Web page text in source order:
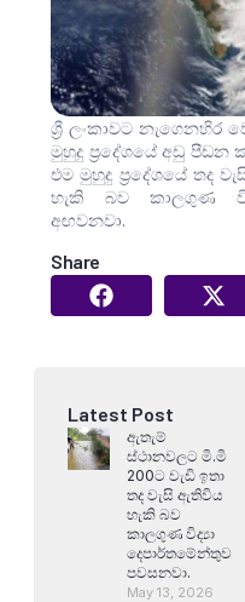
ශ්‍රී ලංකාවට නැගෙනහිර
මුහුදු ප්‍රදේශයේ අඩු
එම මුහුදු ප්‍රදේශයේ තද
හැකි බව කාලගුණ
අඟවනවා.
Share
Latest Post
ඇතැම්
ස්ථානවලට මි.මි
200ට වැඩි ඉතා
තද වැසි ඇතිවිය
හැකි බව
කාලගුණ විද්‍යා
දෙපාර්තමේන්තුව
පවසනවා.
May 13, 2026